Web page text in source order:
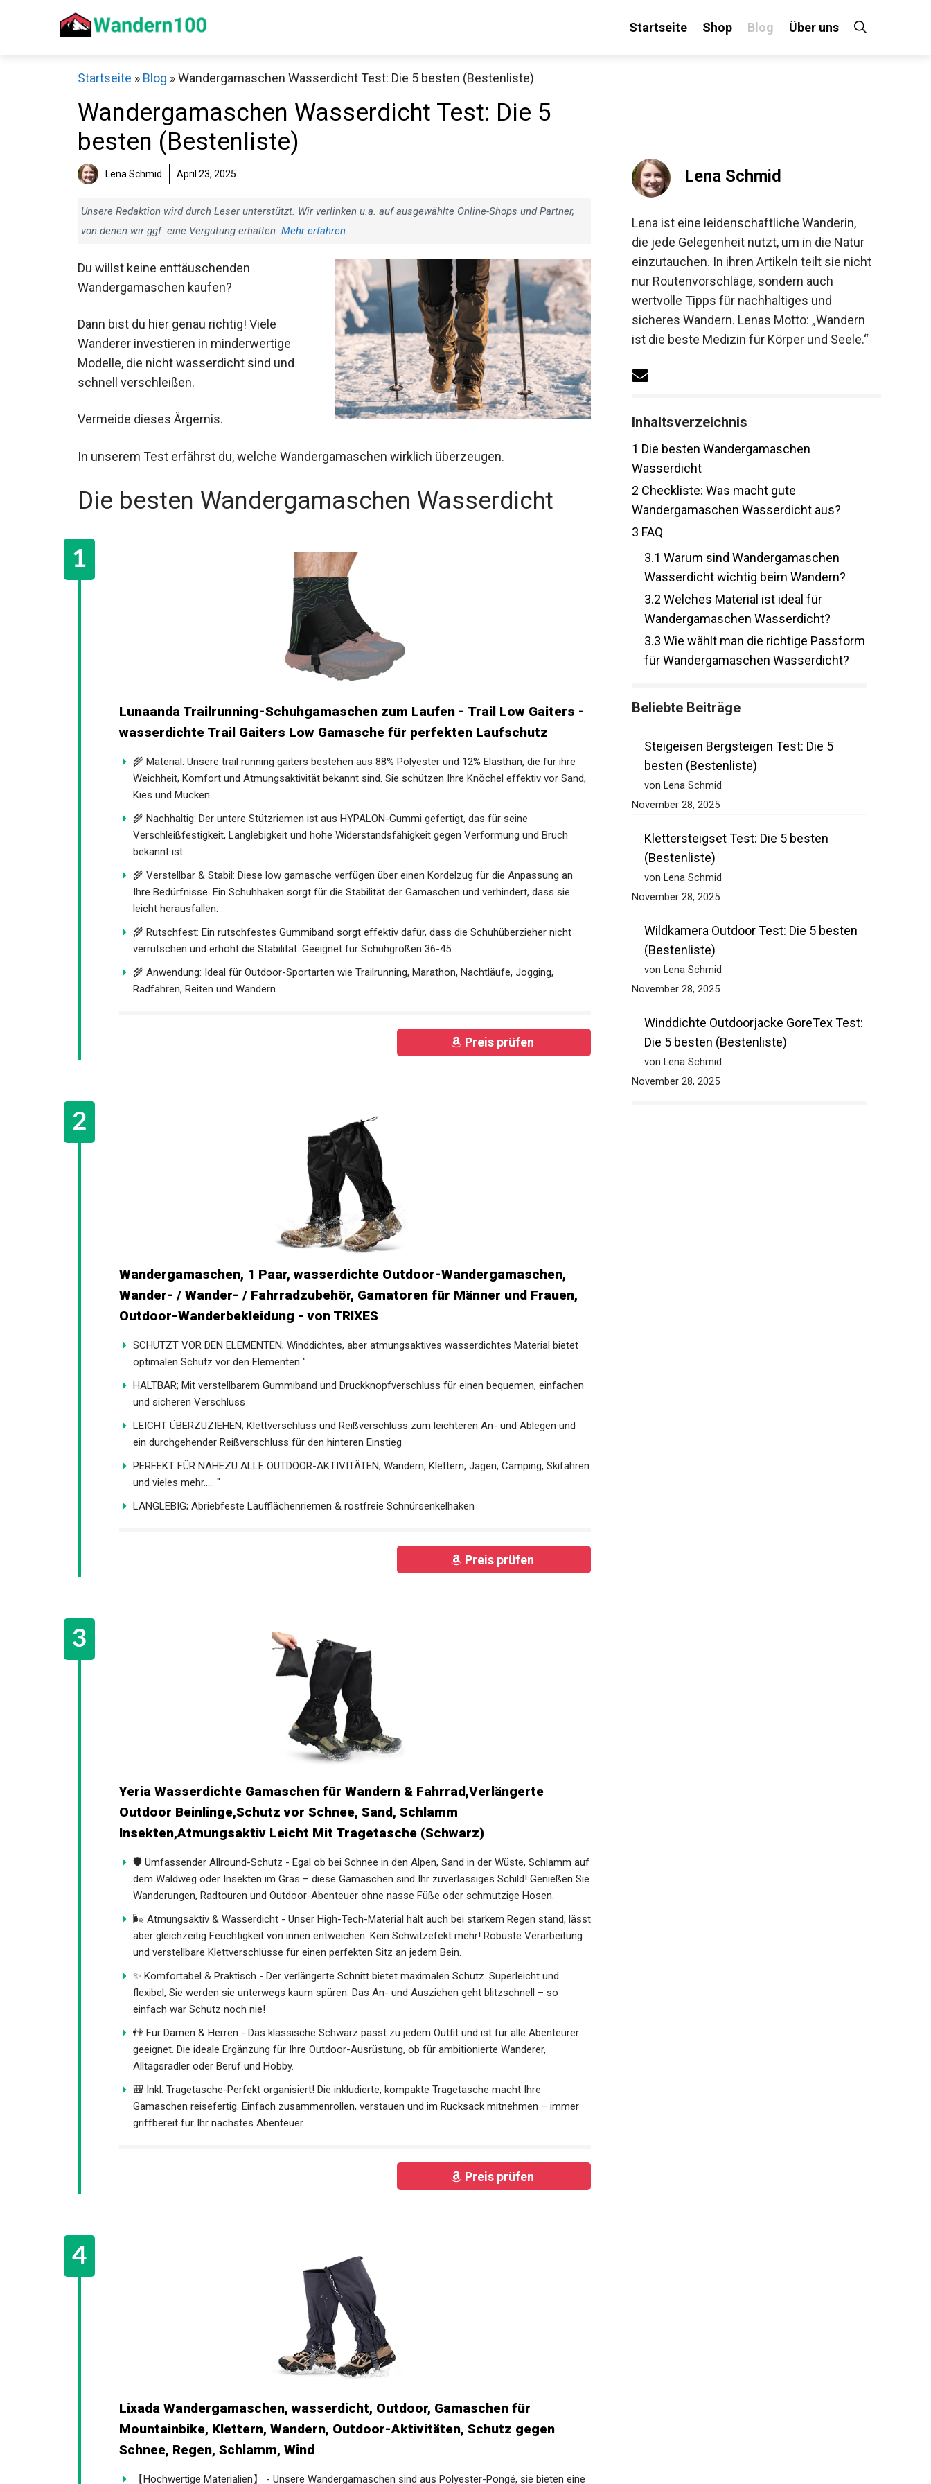
Startseite Shop Blog Über uns
Startseite » Blog »Wandergamaschen Wasserdicht Test: Die 5 besten (Bestenliste)
Wandergamaschen Wasserdicht Test: Die 5
besten (Bestenliste)
Lena Schmid April 23, 2025
Unsere Redaktion wird durch Leser unterstützt. Wir verlinken u.a. auf ausgewählte Online-Shops und Partner,
von denen wir ggf. eine Vergütung erhalten. Mehr erfahren.
Du willst keine enttäuschenden
Wandergamaschen kaufen?
Dann bist du hier genau richtig! Viele
Wanderer investieren in minderwertige
Modelle, die nicht wasserdicht sind und
schnell verschleißen.
Vermeide dieses Ärgernis.
In unserem Test erfährst du, welche Wandergamaschen wirklich überzeugen.
Die besten Wandergamaschen Wasserdicht
Lunaanda Trailrunning-Schuhgamaschen zum Laufen - Trail Low Gaiters
- wasserdichte Trail Gaiters Low Gamasche für perfekten Laufschutz
🌾 Material: Unsere trail running gaiters bestehen aus 88% Polyester und 12% Elasthan, die für ihre
Weichheit, Komfort und Atmungsaktivität bekannt sind. Sie schützen Ihre Knöchel effektiv vor
Sand, Kies und Mücken.
🌾 Nachhaltig: Der untere Stützriemen ist aus HYPALON-Gummi gefertigt, das für seine
Verschleißfestigkeit, Langlebigkeit und hohe Widerstandsfähigkeit gegen Verformung und Bruch
bekannt ist.
🌾 Verstellbar & Stabil: Diese low gamasche verfügen über einen Kordelzug für die Anpassung an
Ihre Bedürfnisse. Ein Schuhhaken sorgt für die Stabilität der Gamaschen und verhindert, dass sie
leicht herausfallen.
🌾 Rutschfest: Ein rutschfestes Gummiband sorgt effektiv dafür, dass die Schuhüberzieher nicht
verrutschen und erhöht die Stabilität. Geeignet für Schuhgrößen 36-45.
🌾 Anwendung: Ideal für Outdoor-Sportarten wie Trailrunning, Marathon, Nachtläufe, Jogging,
Radfahren, Reiten und Wandern.
Preis prüfen
Wandergamaschen, 1 Paar, wasserdichte Outdoor-Wandergamaschen,
Wander- / Wander- / Fahrradzubehör, Gamatoren für Männer und Frauen,
Outdoor-Wanderbekleidung - von TRIXES
SCHÜTZT VOR DEN ELEMENTEN; Winddichtes, aber atmungsaktives wasserdichtes Material bietet
optimalen Schutz vor den Elementen "
HALTBAR; Mit verstellbarem Gummiband und Druckknopfverschluss für einen bequemen,
einfachen und sicheren Verschluss
LEICHT ÜBERZUZIEHEN; Klettverschluss und Reißverschluss zum leichteren An- und Ablegen und
ein durchgehender Reißverschluss für den hinteren Einstieg
PERFEKT FÜR NAHEZU ALLE OUTDOOR-AKTIVITÄTEN; Wandern, Klettern, Jagen, Camping,
Skifahren und vieles mehr..... "
LANGLEBIG; Abriebfeste Laufflächenriemen & rostfreie Schnürsenkelhaken
Preis prüfen
Yeria Wasserdichte Gamaschen für Wandern & Fahrrad,Verlängerte
Outdoor Beinlinge,Schutz vor Schnee, Sand, Schlamm
Insekten,Atmungsaktiv Leicht Mit Tragetasche (Schwarz)
🛡️ Umfassender Allround-Schutz - Egal ob bei Schnee in den Alpen, Sand in der Wüste, Schlamm
auf dem Waldweg oder Insekten im Gras – diese Gamaschen sind Ihr zuverlässiges Schild!
Genießen Sie Wanderungen, Radtouren und Outdoor-Abenteuer ohne nasse Füße oder schmutzige
Hosen.
🌬️ Atmungsaktiv & Wasserdicht - Unser High-Tech-Material hält auch bei starkem Regen stand,
lässt aber gleichzeitig Feuchtigkeit von innen entweichen. Kein Schwitzefekt mehr! Robuste
Verarbeitung und verstellbare Klettverschlüsse für einen perfekten Sitz an jedem Bein.
✨ Komfortabel & Praktisch - Der verlängerte Schnitt bietet maximalen Schutz. Superleicht und
flexibel, Sie werden sie unterwegs kaum spüren. Das An- und Ausziehen geht blitzschnell – so
einfach war Schutz noch nie!
👫 Für Damen & Herren - Das klassische Schwarz passt zu jedem Outfit und ist für alle Abenteurer
geeignet. Die ideale Ergänzung für Ihre Outdoor-Ausrüstung, ob für ambitionierte Wanderer,
Alltagsradler oder Beruf und Hobby.
🎒 Inkl. Tragetasche-Perfekt organisiert! Die inkludierte, kompakte Tragetasche macht Ihre
Gamaschen reisefertig. Einfach zusammenrollen, verstauen und im Rucksack mitnehmen – immer
Preis prüfen
Lixada Wandergamaschen, wasserdicht, Outdoor, Gamaschen für
Mountainbike, Klettern, Wandern, Outdoor-Aktivitäten, Schutz gegen
Lena Schmid
Lena ist eine leidenschaftliche Wanderin,
die jede Gelegenheit nutzt, um in die Natur
einzutauchen. In ihren Artikeln teilt sie
nicht nur Routenvorschläge, sondern auch
wertvolle Tipps für nachhaltiges und
sicheres Wandern. Lenas Motto: „Wandern
ist die beste Medizin für Körper und Seele.“
Inhaltsverzeichnis
Die besten Wandergamaschen
Wasserdicht
Checkliste: Was macht gute
Wandergamaschen Wasserdicht aus?
FAQ
3.1Warum sind Wandergamaschen
Wasserdicht wichtig beim Wandern?
3.2Welches Material ist ideal für
Wandergamaschen Wasserdicht?
3.3Wie wählt man die richtige
Passform für Wandergamaschen
Steigeisen Bergsteigen Test: Die 5
besten (Bestenliste)
von Lena Schmid
Klettersteigset Test: Die 5 besten
(Bestenliste)
von Lena Schmid
Wildkamera Outdoor Test: Die 5 besten
(Bestenliste)
von Lena Schmid
Winddichte Outdoorjacke GoreTex Test:
Die 5 besten (Bestenliste)
von Lena Schmid
Decathlon Sale
Schaue dir jetzt die meistverkauften Produkte im Sale bei Decathlon an!
Jetzt anschauen